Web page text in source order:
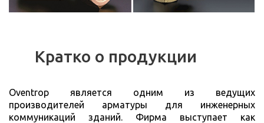
Кратко о продукции
Oventrop является одним из ведущих
производителей арматуры для инженерных
коммуникаций зданий. Фирма выступает как